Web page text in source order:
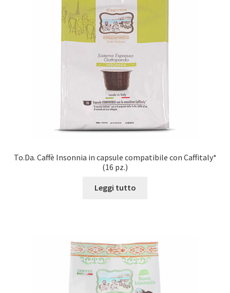
To.Da. Caffè Insonnia in capsule compatibile con Caffitaly*
(16 pz.)
Leggi tutto